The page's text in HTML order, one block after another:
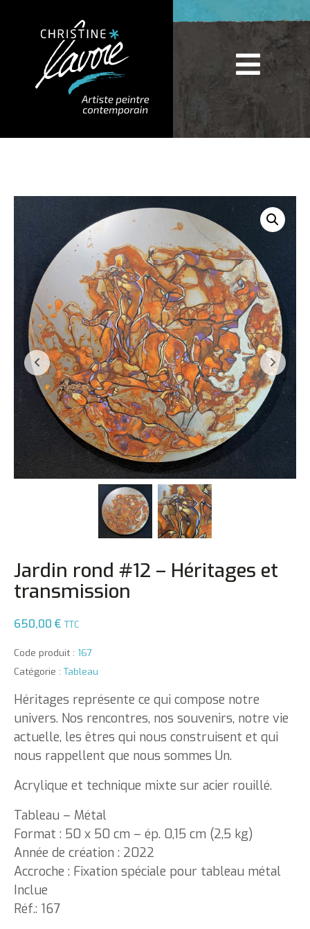
Jardin rond #12 – Héritages et
transmission
650,00 € TTC
Code produit : 167
Catégorie : Tableau
Héritages représente ce qui compose notre
univers. Nos rencontres, nos souvenirs, notre vie
actuelle, les êtres qui nous construisent et qui
nous rappellent que nous sommes Un.
Acrylique et technique mixte sur acier rouillé.
Tableau – Métal
Format : 50 x 50 cm – ép. 0,15 cm (2,5 kg)
Année de création : 2022
Accroche : Fixation spéciale pour tableau métal
Inclue
Réf.: 167